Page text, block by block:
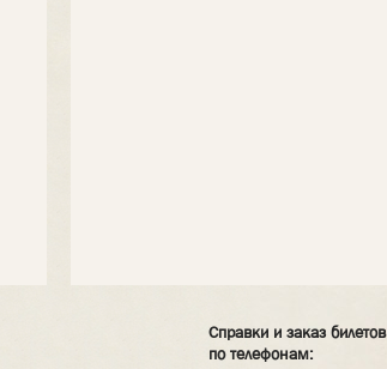
Справки и заказ билетов
по телефонам: